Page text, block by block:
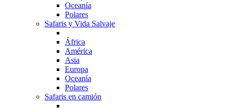
Oceanía
Polares
Safaris y Vida Salvaje
África
América
Asia
Europa
Oceanía
Polares
Safaris en camión